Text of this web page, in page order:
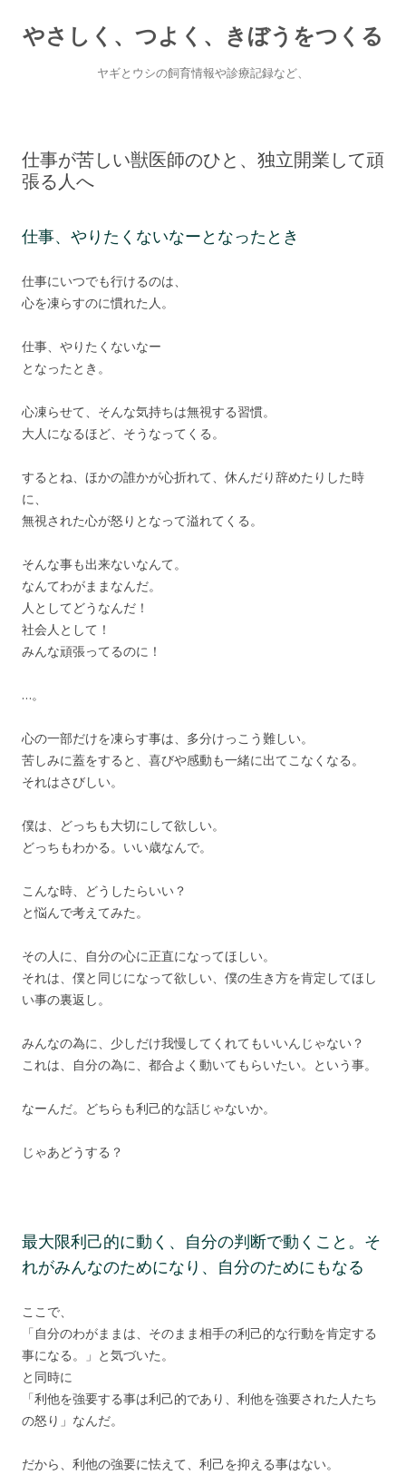
やさしく、つよく、きぼうをつくる
ヤギとウシの飼育情報や診療記録など、
仕事が苦しい獣医師のひと、独立開業して頑
張る人へ
仕事、やりたくないなーとなったとき
仕事にいつでも行けるのは、
心を凍らすのに慣れた人。
仕事、やりたくないなー
となったとき。
心凍らせて、そんな気持ちは無視する習慣。
大人になるほど、そうなってくる。
するとね、ほかの誰かが心折れて、休んだり辞めたりした時
に、
無視された心が怒りとなって溢れてくる。
そんな事も出来ないなんて。
なんてわがままなんだ。
人としてどうなんだ！
社会人として！
みんな頑張ってるのに！
…。
心の一部だけを凍らす事は、多分けっこう難しい。
苦しみに蓋をすると、喜びや感動も一緒に出てこなくなる。
それはさびしい。
僕は、どっちも大切にして欲しい。
どっちもわかる。いい歳なんで。
こんな時、どうしたらいい？
と悩んで考えてみた。
その人に、自分の心に正直になってほしい。
それは、僕と同じになって欲しい、僕の生き方を肯定してほし
い事の裏返し。
みんなの為に、少しだけ我慢してくれてもいいんじゃない？
これは、自分の為に、都合よく動いてもらいたい。という事。
なーんだ。どちらも利己的な話じゃないか。
じゃあどうする？
最大限利己的に動く、自分の判断で動くこと。そ
れがみんなのためになり、自分のためにもなる
ここで、
「自分のわがままは、そのまま相手の利己的な行動を肯定する
事になる。」と気づいた。
と同時に
「利他を強要する事は利己的であり、利他を強要された人たち
の怒り」なんだ。
だから、利他の強要に怯えて、利己を抑える事はない。